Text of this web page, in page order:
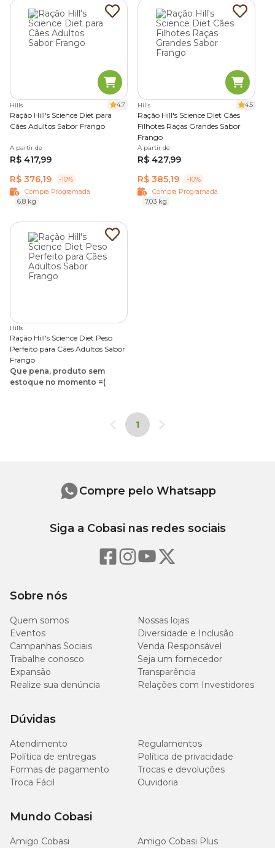
Hills 4.7
Ração Hill's Science Diet para
Cães Adultos Sabor Frango
A partir de
R$ 417,99
R$ 376,19
-10%
Compra Programada
6,8 kg
Hills 4.5
Ração Hill's Science Diet Cães
Filhotes Raças Grandes Sabor
Frango
A partir de
R$ 427,99
R$ 385,19
-10%
Compra Programada
7,03 kg
Hills
Ração Hill's Science Diet Peso
Perfeito para Cães Adultos Sabor
Frango
Que pena, produto sem
estoque no momento =(
1
Sobre nós
Quem somos
Nossas lojas
Eventos
Diversidade e Inclusão
Campanhas Sociais
Venda Responsável
Trabalhe conosco
Seja um fornecedor
Expansão
Transparência
Realize sua denúncia
Relações com Investidores
Dúvidas
Atendimento
Regulamentos
Política de entregas
Política de privacidade
Formas de pagamento
Trocas e devoluções
Troca Fácil
Ouvidoria
Mundo Cobasi
Amigo Cobasi
Amigo Cobasi Plus
Compre pelo Whatsapp
Siga a Cobasi nas redes sociais